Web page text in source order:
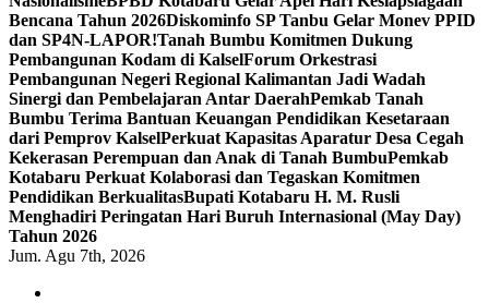
Bencana Tahun 2026Diskominfo SP Tanbu Gelar Monev PPID
dan SP4N-LAPOR!Tanah Bumbu Komitmen Dukung
Pembangunan Kodam di KalselForum Orkestrasi
Pembangunan Negeri Regional Kalimantan Jadi Wadah
Sinergi dan Pembelajaran Antar DaerahPemkab Tanah
Bumbu Terima Bantuan Keuangan Pendidikan Kesetaraan
dari Pemprov KalselPerkuat Kapasitas Aparatur Desa Cegah
Kekerasan Perempuan dan Anak di Tanah BumbuPemkab
Kotabaru Perkuat Kolaborasi dan Tegaskan Komitmen
Pendidikan BerkualitasBupati Kotabaru H. M. Rusli
Menghadiri Peringatan Hari Buruh Internasional (May Day)
Tahun 2026
Jum. Agu 7th, 2026